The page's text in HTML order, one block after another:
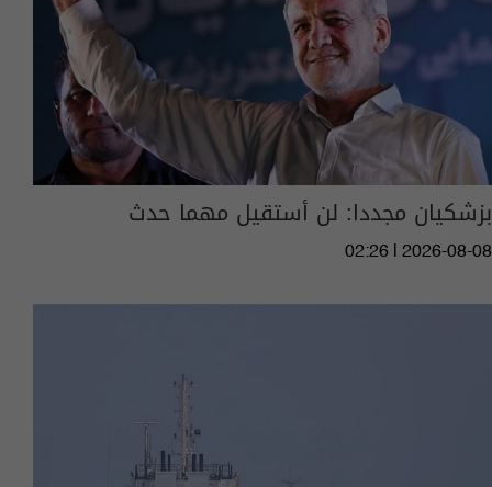
بزشكيان مجددا: لن أستقيل مهما حدث
02:26 | 2026-08-08